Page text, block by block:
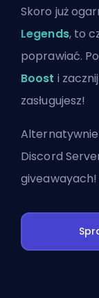
Skoro już
Legends, to
poprawiać.
Boost i
zasługujesz!
Discord
giveawayach!